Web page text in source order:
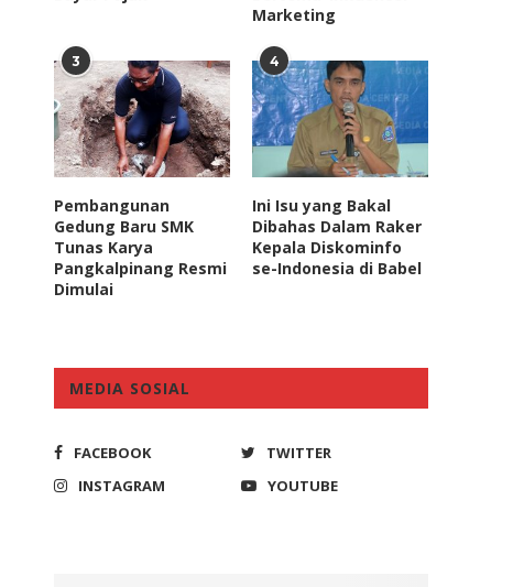
Marketing
3
Pembangunan
Gedung Baru SMK
Tunas Karya
Pangkalpinang Resmi
Dimulai
4
Ini Isu yang Bakal
Dibahas Dalam Raker
Kepala Diskominfo
se-Indonesia di Babel
MEDIA SOSIAL
FACEBOOK
TWITTER
INSTAGRAM
YOUTUBE